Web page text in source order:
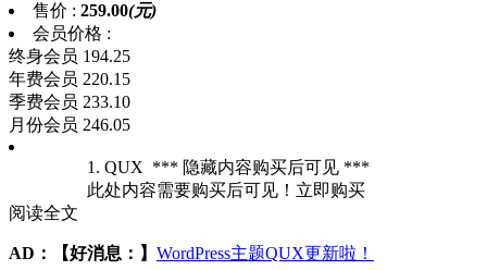
售价 : 259.00(元)
会员价格 :
终身会员 194.25
年费会员 220.15
季费会员 233.10
月份会员 246.05
1. QUX *** 隐藏内容购买后可见 ***
此处内容需要购买后可见！ 立即购买
阅读全文
AD： 【好消息：】 WordPress主题QUX更新啦！